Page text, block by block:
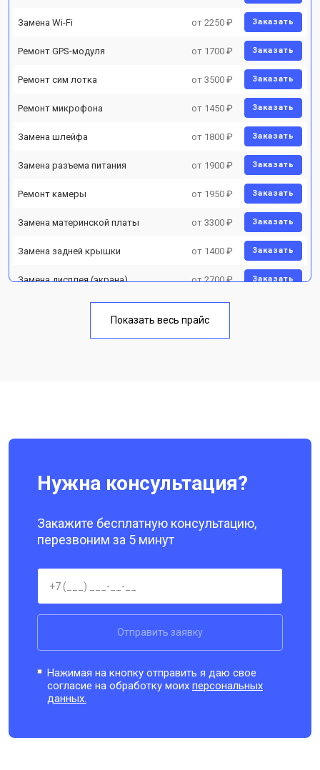
Замена Wi-Fi от 2250 ₽ Заказать
Ремонт GPS-модуля от 1700 ₽ Заказать
Ремонт сим лотка от 3500 ₽ Заказать
Ремонт микрофона от 1450 ₽ Заказать
Замена шлейфа от 1800 ₽ Заказать
Замена разъема питания от 1900 ₽ Заказать
Ремонт камеры от 1950 ₽ Заказать
Замена материнской платы от 3300 ₽ Заказать
Замена задней крышки от 1400 ₽ Заказать
Замена дисплея (экрана) от 2700 ₽ Заказать
Замена кнопки включения от 1750 ₽
Показать весь прайс
Нужна консультация?
Закажите бесплатную консультацию,
перезвоним за 5 минут
Отправить заявку
Нажимая на кнопку отправить я даю свое
согласие на обработку моихперсональных
данных.